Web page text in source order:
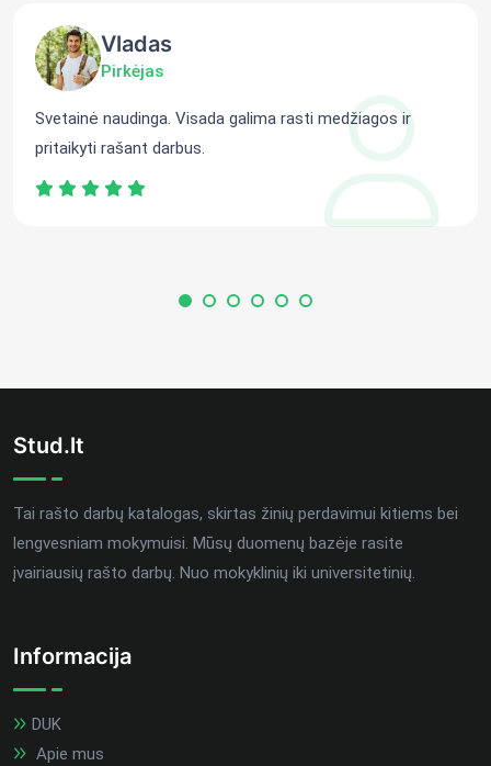
Vladas
Pirkėjas
Svetainė naudinga. Visada galima rasti medžiagos ir
pritaikyti rašant darbus.
Stud.lt
Tai rašto darbų katalogas, skirtas žinių perdavimui kitiems bei
lengvesniam mokymuisi. Mūsų duomenų bazėje rasite
įvairiausių rašto darbų. Nuo mokyklinių iki universitetinių.
Informacija
DUK
Apie mus